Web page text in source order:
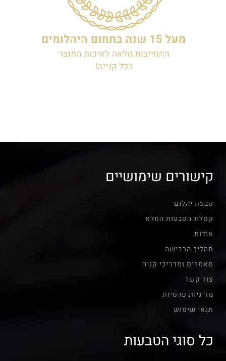
קישורים שימושיים
טבעת יהלום
קטלוג הטבעות המלא
אודות
תהליך הרכישה
מאמרים ומדריכי קניה
צור קשר
מדיניות פרטיות
תנאי שימוש
כל סוגי הטבעות